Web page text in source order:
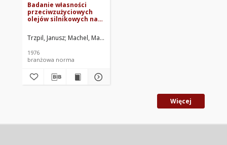
Badanie własności
przeciwzużyciowych
olejów silnikowych na
popychacz BN-76/0535-
29
Trzpil, Janusz Machel, Marian
1976
branżowa norma
Więcej